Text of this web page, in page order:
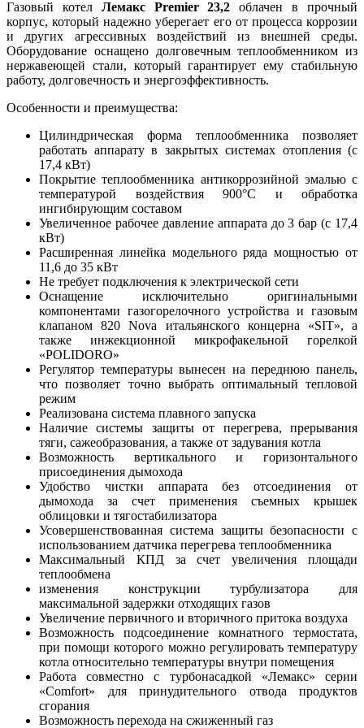
Газовый котел Лемакс Premier 23,2 облачен в прочный
корпус, который надежно уберегает его от процесса коррозии
и других агрессивных воздействий из внешней среды.
Оборудование оснащено долговечным теплообменником из
нержавеющей стали, который гарантирует ему стабильную
работу, долговечность и энергоэффективность.
Особенности и преимущества:
Цилиндрическая форма теплообменника позволяет
работать аппарату в закрытых системах отопления (с
17,4 кВт)
Покрытие теплообменника антикоррозийной эмалью с
температурой воздействия 900°С и обработка
ингибирующим составом
Увеличенное рабочее давление аппарата до 3 бар (с 17,4
кВт)
Расширенная линейка модельного ряда мощностью от
11,6 до 35 кВт
Не требует подключения к электрической сети
Оснащение исключительно оригинальными
компонентами газогорелочного устройства и газовым
клапаном 820 Nova итальянского концерна «SIT», а
также инжекционной микрофакельной горелкой
«POLIDORO»
Регулятор температуры вынесен на переднюю панель,
что позволяет точно выбрать оптимальный тепловой
режим
Реализована система плавного запуска
Наличие системы защиты от перегрева, прерывания
тяги, сажеобразования, а также от задувания котла
Возможность вертикального и горизонтального
присоединения дымохода
Удобство чистки аппарата без отсоединения от
дымохода за счет применения съемных крышек
облицовки и тягостабилизатора
Усовершенствованная система защиты безопасности с
использованием датчика перегрева теплообменника
Максимальный КПД за счет увеличения площади
теплообмена
изменения конструкции турбулизатора для
максимальной задержки отходящих газов
Увеличение первичного и вторичного притока воздуха
Возможность подсоединение комнатного термостата,
при помощи которого можно регулировать температуру
котла относительно температуры внутри помещения
Работа совместно с турбонасадкой «Лемакс» серии
«Comfort» для принудительного отвода продуктов
сгорания
Возможность перехода на сжиженный газ